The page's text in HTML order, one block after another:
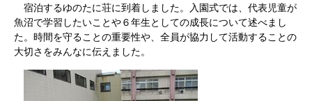
宿泊するゆのたに荘に到着しました。入園式では、代表児童が
魚沼で学習したいことや６年生としての成長について述べまし
た。時間を守ることの重要性や、全員が協力して活動することの
大切さをみんなに伝えました。